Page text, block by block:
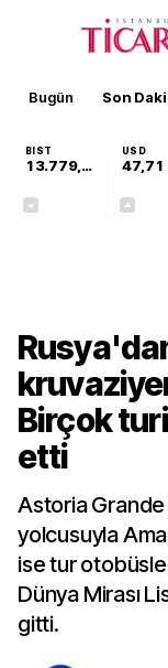
Bugün Son
BIST
13.779,39
USD
47,71
Birçok
etti
Astoria
yolcusuyla
ise tur
Dünya Mirası
gitti.